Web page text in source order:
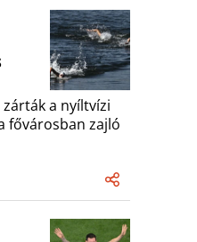
a nyíltvízi
fővárosban zajló